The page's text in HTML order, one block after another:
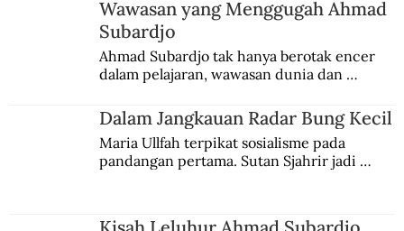
Wawasan yang Menggugah Ahmad
Subardjo
Ahmad Subardjo tak hanya berotak encer
dalam pelajaran, wawasan dunia dan
Jules Verne, Multatuli, hingga Sun Yat-sen.
Dalam Jangkauan Radar Bung Kecil
Maria Ullfah terpikat sosialisme pada
pandangan pertama. Sutan Sjahrir jadi